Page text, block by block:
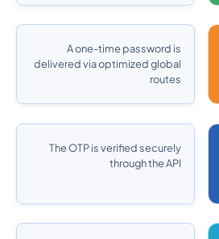
A one-time password is
delivered via optimized global
routes
The OTP is verified securely
through the API